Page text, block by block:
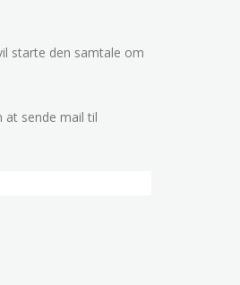
starte den samtale om
at sende mail til